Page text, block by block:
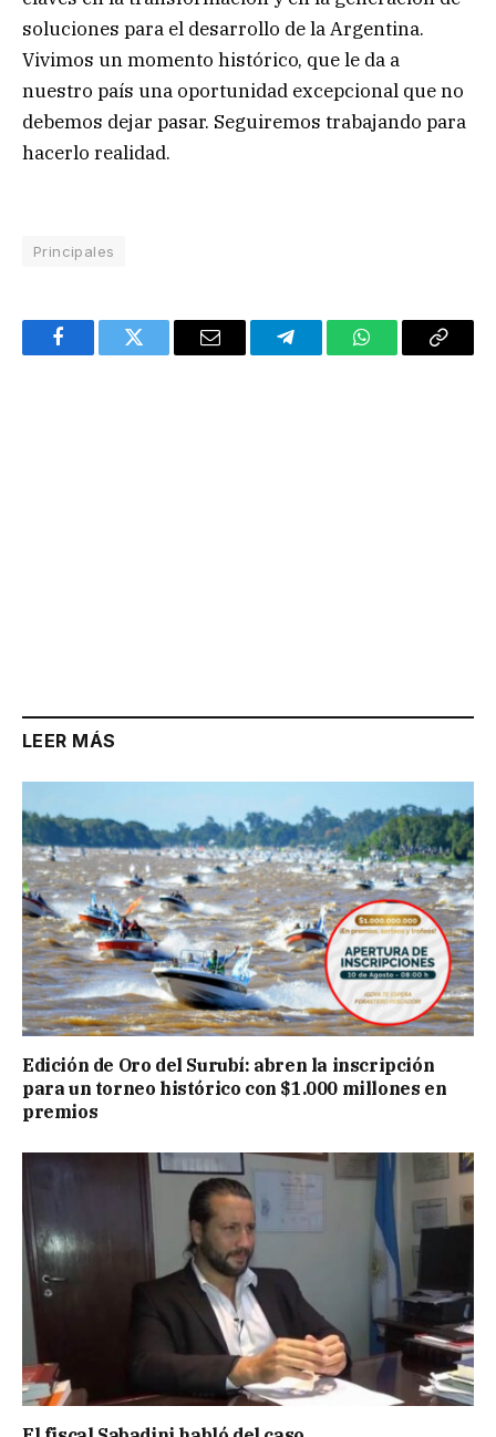
soluciones para el desarrollo de la Argentina.
Vivimos un momento histórico, que le da a
nuestro país una oportunidad excepcional que no
debemos dejar pasar. Seguiremos trabajando para
hacerlo realidad.
Principales
FacebookTwitter Email TelegramWhatsAppCopy
LEER MÁS
Edición de Oro del Surubí: abren la inscripción
para un torneo histórico con $1.000 millones en
premios